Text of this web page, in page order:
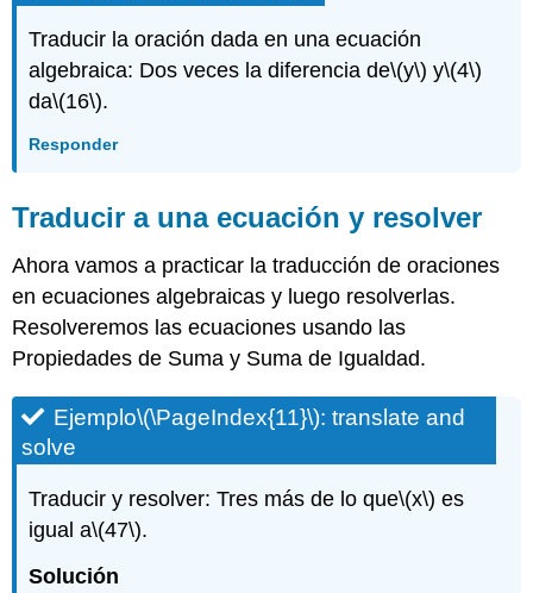
Traducir la oración dada en una ecuación
algebraica: Dos veces la diferencia de\(y\) y\(4\)
da\(16\).
Responder
Traducir a una ecuación y resolver
Ahora vamos a practicar la traducción de oraciones
en ecuaciones algebraicas y luego resolverlas.
Resolveremos las ecuaciones usando las
Propiedades de Suma y Suma de Igualdad.
Ejemplo\(\PageIndex{11}\): translate and
solve
Traducir y resolver: Tres más de lo que\(x\) es
igual a\(47\).
Solución